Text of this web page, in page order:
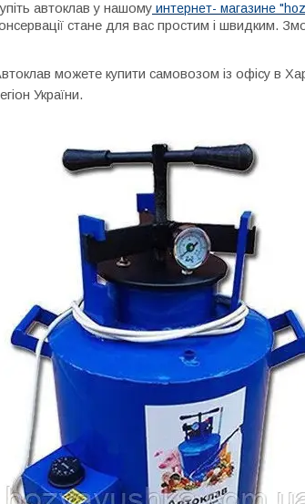
автоклав у нашому интернет- магазине
стане для вас простим і швидким.
можете купити самовозом із офісу в
України.